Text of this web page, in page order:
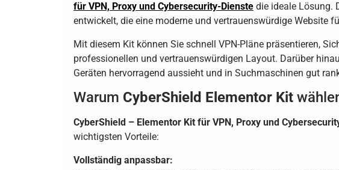
für VPN, Proxy und Cybersecurity-Dienste die ideale Lösung.
entwickelt, die eine moderne und vertrauenswürdige Website
Mit diesem Kit können Sie schnell VPN-Pläne präsentieren,
professionellen und vertrauenswürdigen Layout. Darüber
Geräten hervorragend aussieht und in Suchmaschinen gut
Warum CyberShield Elementor Kit
CyberShield – Elementor Kit für VPN, Proxy und
wichtigsten Vorteile:
Vollständig anpassbar: